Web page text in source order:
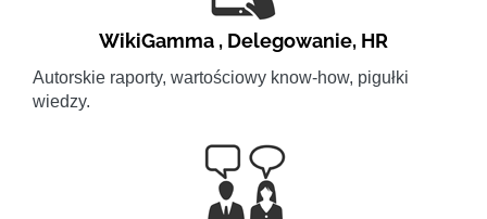
WikiGamma , Delegowanie, HR
Autorskie raporty, wartościowy know-how, pigułki
wiedzy.